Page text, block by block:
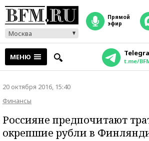
Москва
прямой
эфир
МЕНЮ t.me/
20 октября 2016, 15:40
Финансы
Россияне предпочитают
окрепшие рубли в